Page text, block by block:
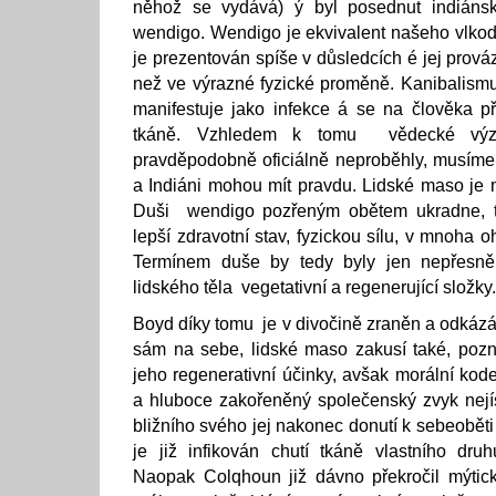
něhož se vydává) ý byl posednut
wendigo. Wendigo je ekvivalent našeho
je prezentován spíše v důsledcích é jej
než ve výrazné fyzické proměně.
manifestuje jako infekce á se na člověka
tkáně. Vzhledem k tomu vědecké
pravděpodobně oficiálně neproběhly,
a Indiáni mohou mít pravdu. Lidské maso je
Duši wendigo pozřeným obětem ukradne,
lepší zdravotní stav, fyzickou sílu, v mnoha
Termínem duše by tedy byly jen
lidského těla vegetativní a regenerující složky.
Boyd díky tomu je v divočině zraněn a
sám na sebe, lidské maso zakusí také,
jeho regenerativní účinky, avšak morální
a hluboce zakořeněný společenský zvyk
bližního svého jej nakonec donutí k
je již infikován chutí tkáně vlastního
Naopak Colqhoun již dávno překročil